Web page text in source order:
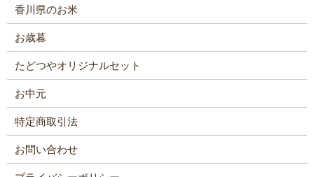
香川県のお米
お歳暮
たどつやオリジナルセット
お中元
特定商取引法
お問い合わせ